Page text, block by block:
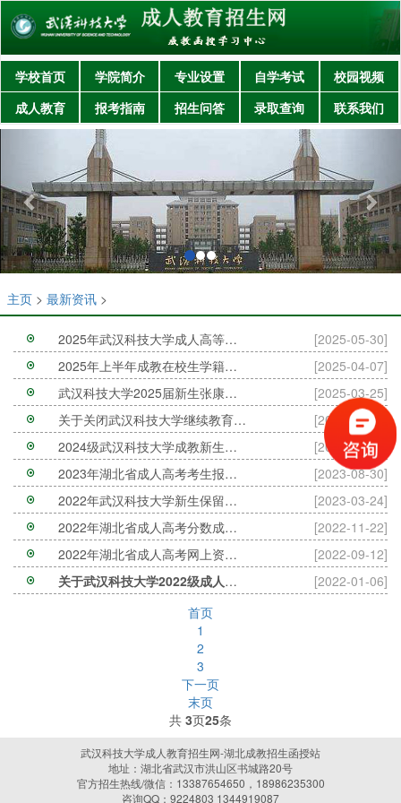
学校首页 学院简介 专业设置 自学考试
校园视频
成人教育
报考指南 招生问答 录取查询 联系我们
主页 > 最新资讯 >
2025年武汉科技大学成人高等继续教育招生简章
[2025-05-30]
2025年上半年成教在校生学籍异动专业变更办理的
[2025-04-07]
武汉科技大学2025届新生张康宁等824人保留、放弃
[2025-03-25]
关于关闭武汉科技大学继续教育学习平台学习及
[2025-03-19]
2024级武汉科技大学成教新生学籍注册工作的通知
[2024-02-28]
2023年湖北省成人高考考生报名须知-武汉科技大学
[2023-08-30]
2022年武汉科技大学新生保留入学资格的224名学生
[2023-03-24]
2022年湖北省成人高考分数成绩查询链接
[2022-11-22]
2022年湖北省成人高考网上资格审查报名系统
[2022-09-12]
关于武汉科技大学2022级成人高等教肓新生学生档
[2022-01-06]
首页
1
2
3
下一页
末页
共 3页25条
武汉科技大学成人教育招生网-湖北成教招生函授站
地址：湖北省武汉市洪山区书城路20号
官方招生热线/微信：13387654650，18986235300
咨询QQ：9224803 1344919087